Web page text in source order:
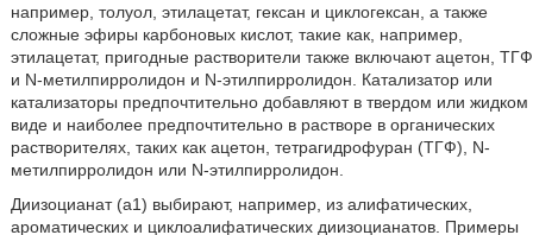
например, толуол, этилацетат, гексан и циклогексан, а также
сложные эфиры карбоновых кислот, такие как, например,
этилацетат, пригодные растворители также включают ацетон, ТГФ
и N-метилпирролидон и N-этилпирролидон. Катализатор или
катализаторы предпочтительно добавляют в твердом или жидком
виде и наиболее предпочтительно в растворе в органических
растворителях, таких как ацетон, тетрагидрофуран (ТГФ), N-
метилпирролидон или N-этилпирролидон.
Диизоцианат (a1) выбирают, например, из алифатических,
ароматических и циклоалифатических диизоцианатов. Примеры